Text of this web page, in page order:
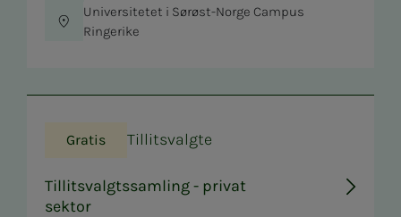
Sted
Universitetet i Sørøst-Norge Campus
Ringerike
Gratis Tillitsvalgte
Tillitsvalgtssamling - privat
sektor